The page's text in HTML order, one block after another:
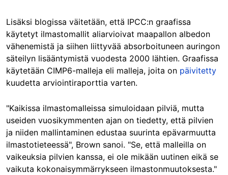
Lisäksi blogissa väitetään, että IPCC:n graafissa
käytetyt ilmastomallit aliarvioivat maapallon albedon
vähenemistä ja siihen liittyvää absorboituneen auringon
säteilyn lisääntymistä vuodesta 2000 lähtien. Graafissa
käytetään CIMP6-malleja eli malleja, joita on päivitetty
kuudetta arviointiraporttia varten.
"Kaikissa ilmastomalleissa simuloidaan pilviä, mutta
useiden vuosikymmenten ajan on tiedetty, että pilvien
ja niiden mallintaminen edustaa suurinta epävarmuutta
ilmastotieteessä", Brown sanoi. "Se, että malleilla on
vaikeuksia pilvien kanssa, ei ole mikään uutinen eikä se
vaikuta kokonaisymmärrykseen ilmastonmuutoksesta."